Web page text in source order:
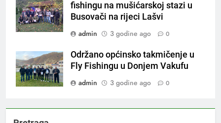
fishingu na mušićarskoj stazi u
Busovači na rijeci Lašvi
admin
3 godine ago 0
Održano općinsko takmičenje u
Fly Fishingu u Donjem Vakufu
admin
3 godine ago 0